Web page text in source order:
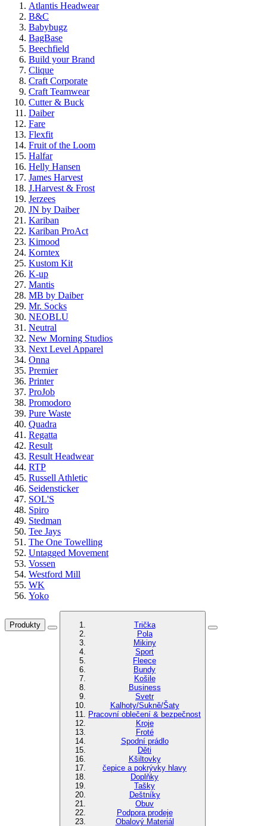
Atlantis Headwear
B&C
Babybugz
BagBase
Beechfield
Build your Brand
Clique
Craft Corporate
Craft Teamwear
Cutter & Buck
Daiber
Fare
Flexfit
Fruit of the Loom
Halfar
Helly Hansen
James Harvest
J.Harvest & Frost
Jerzees
JN by Daiber
Kariban
Kariban ProAct
Kimood
Korntex
Kustom Kit
K-up
Mantis
MB by Daiber
Mr. Socks
NEOBLU
Neutral
New Morning Studios
Next Level Apparel
Onna
Premier
Printer
ProJob
Promodoro
Pure Waste
Quadra
Regatta
Result
Result Headwear
RTP
Russell Athletic
Seidensticker
SOL'S
Spiro
Stedman
Tee Jays
The One Towelling
Untagged Movement
Vossen
Westford Mill
WK
Yoko
Produkty
Trička
Pola
Mikiny
Sport
Fleece
Bundy
Košile
Business
Svetr
Kalhoty/Sukně/Šaty
Pracovní oblečení & bezpečnost
Kroje
Froté
Spodní prádlo
Děti
Kšiltovky
čepice a pokrývky hlavy
Doplňky
Tašky
Deštníky
Obuv
Podpora prodeje
Obalový Materiál